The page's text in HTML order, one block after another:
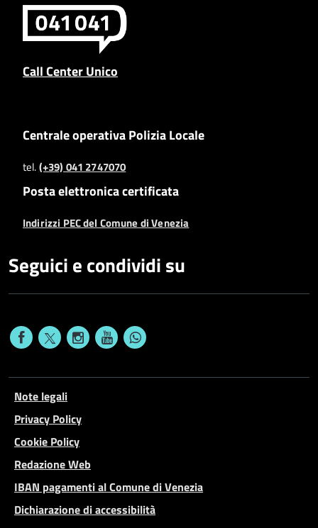
Call Center Unico
Centrale operativa Polizia Locale
tel.(+39) 041 2747070
Posta elettronica certificata
Indirizzi PEC del Comune di Venezia
Seguici e condividi su
Note legali
Privacy Policy
Cookie Policy
Redazione Web
IBAN pagamenti al Comune di Venezia
Dichiarazione di accessibilità